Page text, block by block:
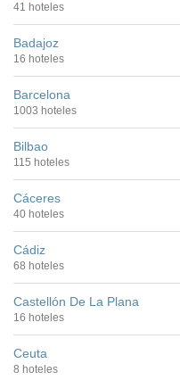
41 hoteles
Badajoz
16 hoteles
Barcelona
1003 hoteles
Bilbao
115 hoteles
Cáceres
40 hoteles
Cádiz
68 hoteles
Castellón De La Plana
16 hoteles
Ceuta
8 hoteles